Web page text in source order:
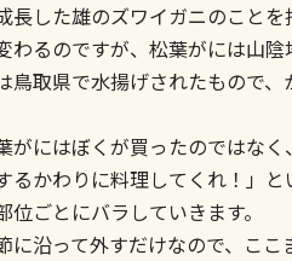
長した雄のズワイガニのことを
わるのですが、松葉がには山陰
鳥取県で水揚げされたもので、
がにはぼくが買ったのではなく
るかわりに料理してくれ！」
位ごとにバラしていきます。
に沿って外すだけなので、ここ